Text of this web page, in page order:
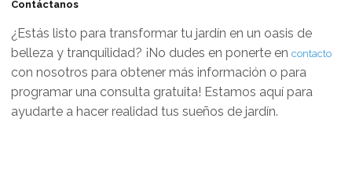
Contáctanos
¿Estás listo para transformar tu jardín en un oasis de
belleza y tranquilidad? ¡No dudes en ponerte encontacto
con nosotros para obtener más información o para
programar una consulta gratuita! Estamos aquí para
ayudarte a hacer realidad tus sueños de jardín.